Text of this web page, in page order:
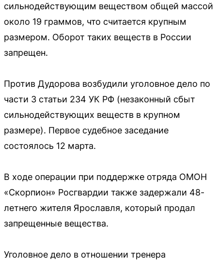
сильнодействующим веществом общей массой
около 19 граммов, что считается крупным
размером. Оборот таких веществ в России
запрещен.
Против Дудорова возбудили уголовное дело по
части 3 статьи 234 УК РФ (незаконный сбыт
сильнодействующих веществ в крупном
размере). Первое судебное заседание
состоялось 12 марта.
В ходе операции при поддержке отряда ОМОН
«Скорпион» Росгвардии также задержали 48-
летнего жителя Ярославля, который продал
запрещенные вещества.
Уголовное дело в отношении тренера